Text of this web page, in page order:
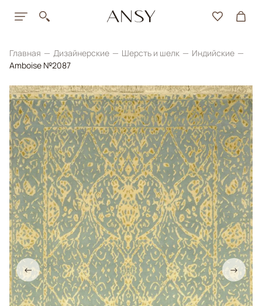
Главная Дизайнерские Шерсть и шелк
Индийские
Amboise №2087
← →